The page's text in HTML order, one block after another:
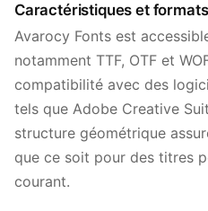
Caractéristiques et
Avarocy Fonts est
notamment TTF, OTF et
compatibilité avec des
tels que Adobe Creative
structure géométrique
que ce soit pour des titres
courant.